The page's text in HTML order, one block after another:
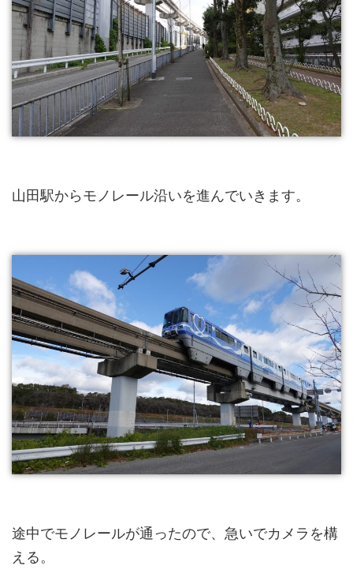
山田駅からモノレール沿いを進んでいきます。
途中でモノレールが通ったので、急いでカメラを構
える。